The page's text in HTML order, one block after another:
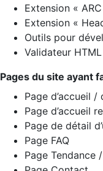
Extension «
Extension «
Outils pour
Validateur
Pages du site ayant
Page d’accueil
Page d’accueil
Page de détail
Page FAQ
Page Tendance